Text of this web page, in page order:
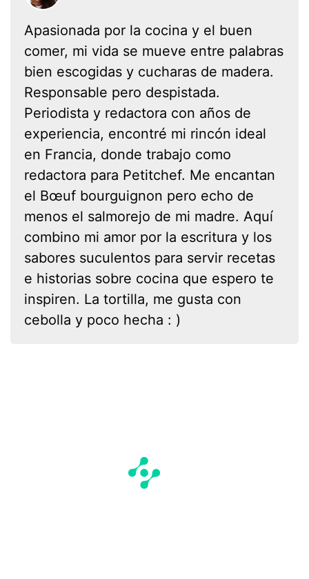
Apasionada por la cocina y el buen
comer, mi vida se mueve entre palabras
bien escogidas y cucharas de madera.
Responsable pero despistada.
Periodista y redactora con años de
experiencia, encontré mi rincón ideal
en Francia, donde trabajo como
redactora para Petitchef. Me encantan
el Bœuf bourguignon pero echo de
menos el salmorejo de mi madre. Aquí
combino mi amor por la escritura y los
sabores suculentos para servir recetas
e historias sobre cocina que espero te
inspiren. La tortilla, me gusta con
cebolla y poco hecha : )